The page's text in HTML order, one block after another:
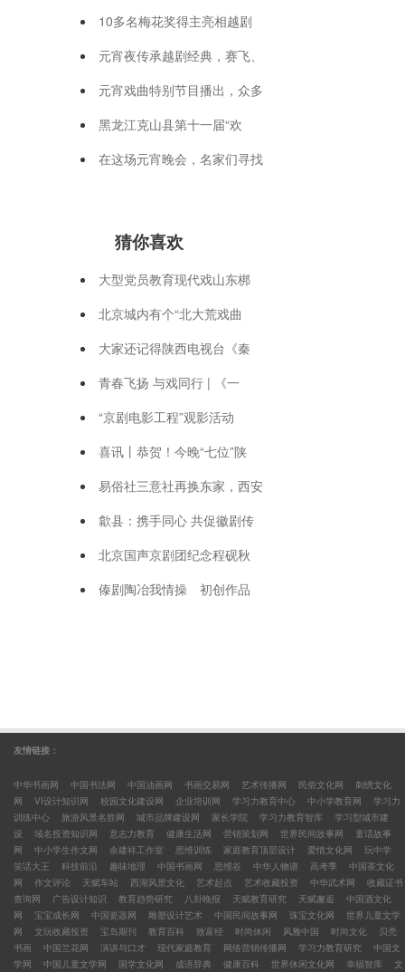
10多名梅花奖得主亮相越剧
元宵夜传承越剧经典，赛飞、
元宵戏曲特别节目播出，众多
黑龙江克山县第十一届“欢
在这场元宵晚会，名家们寻找
猜你喜欢
大型党员教育现代戏山东梆
北京城内有个“北大荒戏曲
大家还记得陕西电视台《秦
青春飞扬 与戏同行 | 《一
“京剧电影工程”观影活动
喜讯丨恭贺！今晚“七位”陕
易俗社三意社再换东家，西安
歙县：携手同心 共促徽剧传
北京国声京剧团纪念程砚秋
傣剧陶冶我情操 初创作品
友情链接：
中华书画网 中国书法网 中国油画网 书画交易网 艺术传播网 民俗文化网
刺绣文化
网
VI设计知识网 校园文化建设网 企业培训网 学习力教育中心 中小学教育网
学习力
训练中心
旅游风景名胜网 城市品牌建设网 家长学院 学习力教育智库
学习型城市建
设
域名投资知识网 意志力教育 健康生活网 营销策划网 世界民间故事网
童话故事
网
中小学生作文网 余建祥工作室 思维训练 家庭教育顶层设计 爱情文化网
玩中学
笑话大王
科技前沿 趣味地理 中国书画网 思维谷 中华人物谱 高考季
中国茶文化
网
作文评论 天赋车站 西湖风景文化 艺术起点 艺术收藏投资 中华武术网
收藏证书
查询网
广告设计知识 教育趋势研究 八卦晚报 天赋教育研究 天赋邂逅
中国酒文化
网
宝宝成长网 中国瓷器网 雕塑设计艺术 中国民间故事网 珠宝文化网
世界儿童文学
网
文玩收藏投资 宝岛期刊 教育百科 致富经 时尚休闲 风雅中国 时尚文化
贝壳
书画
中国兰花网 演讲与口才 现代家庭教育 网络营销传播网 学习力教育研究
中国文
学网
中国儿童文学网 国学文化网 成语辞典 健康百科 世界休闲文化网 幸福智库 文